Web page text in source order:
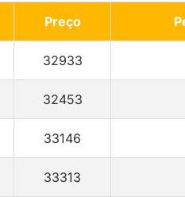
Preço
32933
32453
33146
33313